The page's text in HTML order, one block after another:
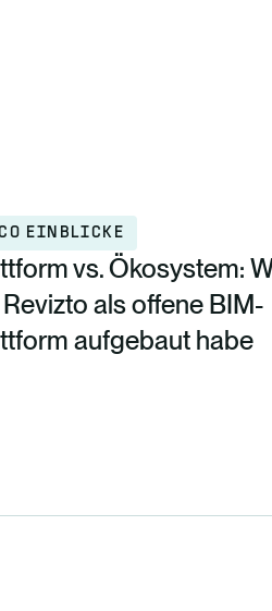
EINBLICKE
vs. Ökosystem:
als offene BIM-
aufgebaut habe